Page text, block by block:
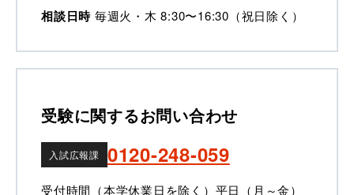
相談日時 毎週火・木 8:30〜16:30（祝日除く）
受験に関するお問い合わせ
入試広報課 0120-248-059
受付時間（本学休業日を除く） 平日（月～金）